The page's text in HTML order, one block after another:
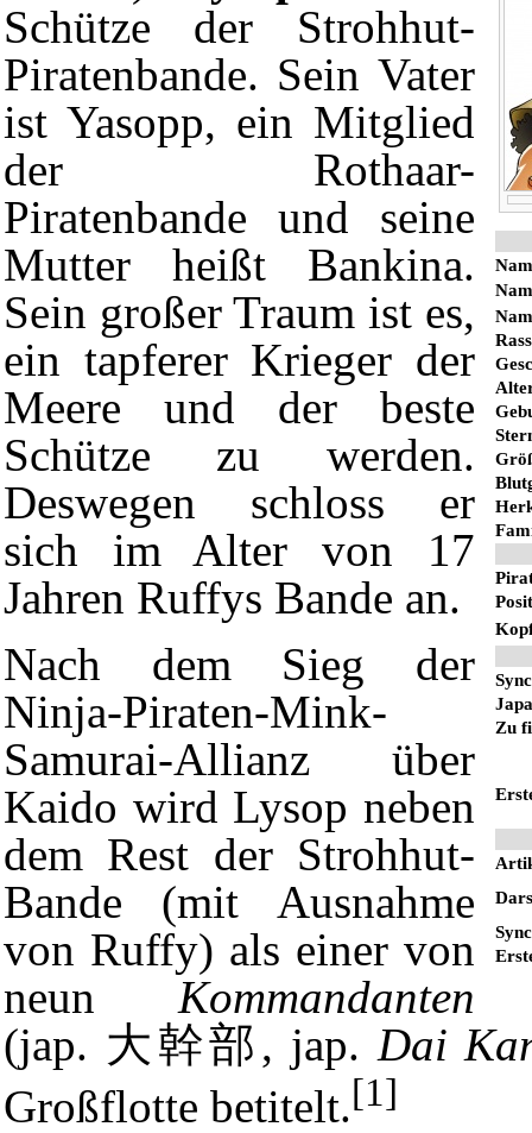
Zu
Schütze der Strohhut-
Piratenbande. Sein Vater
ist Yasopp, ein Mitglied
der Rothaar-
Piratenbande und seine
Mutter heißt Bankina.
Sein großer Traum ist es,
ein tapferer Krieger der
Meere und der beste
Schütze zu werden.
Deswegen schloss er
sich im Alter von 17
Jahren Ruffys Bande an.
Nach dem Sieg der
Ninja-Piraten-Mink-
Samurai-Allianz über
Kaido wird Lysop neben
dem Rest der Strohhut-
Bande (mit Ausnahme
von Ruffy) als einer von
neun Kommandanten
(jap. 大幹部, jap. Dai
Großflotte betitelt.[1]